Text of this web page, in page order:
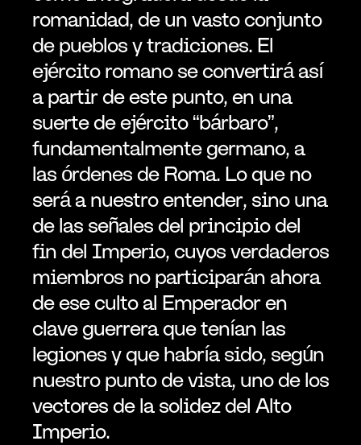
romanidad, de un vasto conjunto
de pueblos y tradiciones. El
ejército romano se convertirá así
a partir de este punto, en una
suerte de ejército “bárbaro”,
fundamentalmente germano, a
las órdenes de Roma. Lo que no
será a nuestro entender, sino una
de las señales del principio del
fin del Imperio, cuyos verdaderos
miembros no participarán ahora
de ese culto al Emperador en
clave guerrera que tenían las
legiones y que habría sido, según
nuestro punto de vista, uno de los
vectores de la solidez del Alto
Imperio.